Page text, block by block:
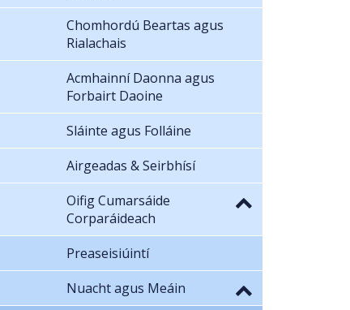
Chomhordú Beartas agus
Rialachais
Acmhainní Daonna agus
Forbairt Daoine
Sláinte agus Folláine
Airgeadas & Seirbhísí
Oifig Cumarsáide
Corparáideach
Preaseisiúintí
Nuacht agus Meáin